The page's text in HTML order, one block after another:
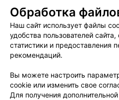
ЭФФЕКТИВНАЯ РЕКЛАМА НА САЙТЕ
Обработка
Наш сайт использует файлы
удобства пользователей
статистики и предоставления
рекомендаций.
Вы можете настроить
cookie или изменить свое
Для получения